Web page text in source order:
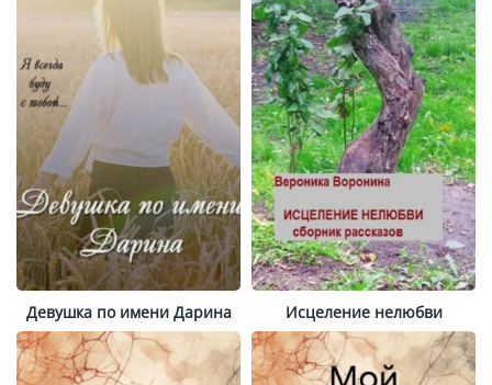
Девушка по имени Дарина Исцеление нелюбви